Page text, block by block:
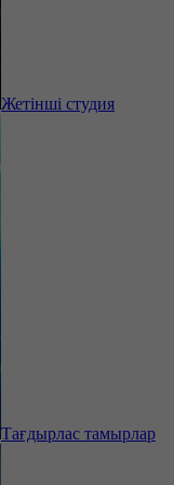
Жетінші студия
Тағдырлас тамырлар